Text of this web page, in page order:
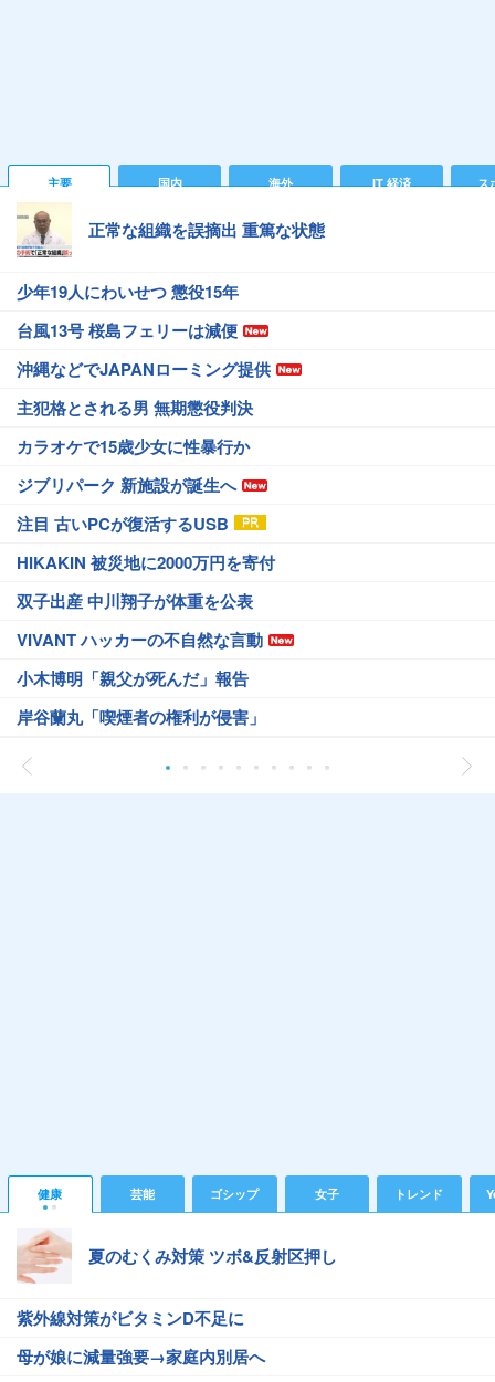
主要 国内 海外 IT 経済 ス
正常な組織を誤摘出 重篤な状態
少年19人にわいせつ 懲役15年
台風13号 桜島フェリーは減便
沖縄などでJAPANローミング提供
主犯格とされる男 無期懲役判決
カラオケで15歳少女に性暴行か
ジブリパーク 新施設が誕生へ
注目 古いPCが復活するUSB
HIKAKIN 被災地に2000万円を寄付
双子出産 中川翔子が体重を公表
VIVANT ハッカーの不自然な言動
小木博明「親父が死んだ」報告
岸谷蘭丸「喫煙者の権利が侵害」
健康 芸能 ゴシップ 女子 トレンド
夏のむくみ対策 ツボ&反射区押し
紫外線対策がビタミンD不足に
母が娘に減量強要→家庭内別居へ